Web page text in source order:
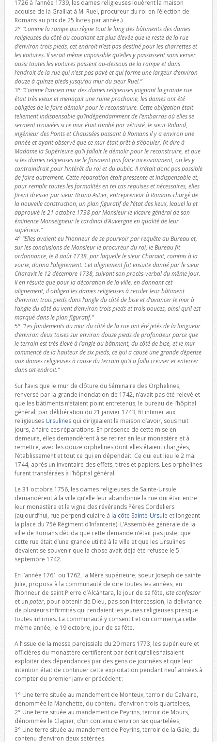
1726 à l’année 1739, les dames religieuses louèrent la maison
acquise de la Gralliat à M. Ruel, procureur du roi en l’élection de
Romans au prix de 25 livres par année.)
2° “Comme la rampe qui règne tout le long des bâtiments des dames
religieuses du côté du couchant est plus élevée que le reste de la rue
d’environ trois pieds, cet endroit n’est pas destiné pour les charrettes et
les voitures. Il serait même impossible qu’elles y passassent sans verser,
aussi toutes les voitures passent au-dessous de la rampe et dans
l’endroit de la rue qui n’est pas pavé et qui forme une largeur d’environ
douze à quinze pieds jusqu’au mur du sieur Ruel.”
3° “Comme l’ancien mur des dames religieuses joignant la grande rue
était très vieux et menaçait une ruine prochaine, les dames ont été
obligées de le faire démolir pour le reconstruire. Cette obligation était
tellement indispensable qu’indépendamment de l’embarras où elles se
seraient trouvées si ce mur était tombé par vétusté, le sieur Roland,
ingénieur des Ponts et Chaussées passant à Romans il y a environ une
année et ayant observé que ce mur était prêt à s’ébouler, fit dire à
Madame la Supérieure qu’il fallait le démolir pour le reconstruire, et que
si les dames religieuses ne le faisaient pas faire incessamment, on les y
contraindrait pour l’intérêt du roi et du public. Il n’était donc pas possible
de faire autrement. Cette réparation était pressente et indispensable et,
pour remplir toutes les formalités en tel cas requises et nécessaires, elles
firent dresser par sieur Bruno Astier, entrepreneur à Romans chargé de
la nouvelle construction, un plan figuratif de l’état des lieux, lequel lu et
approuvé le 21 octobre 1738 par Monsieur le vicaire général de son
éminence Monseigneur le cardinal d’Auvergne en qualité de leur
supérieur.”
4° “Elles avaient eu l’honneur de se pourvoir par requête au Bureau et,
sur les conclusions de Monsieur le procureur du roi, le Bureau fit
ordonnance, le 8 août 1738, par laquelle le sieur Charavit, commis à la
voirie, donna l’alignement. Cet alignement fut ensuite donné par le sieur
Charavit le 12 décembre 1738, suivant son procès-verbal du même jour.
Il en résulte que pour la décoration de la ville, en donnant cet
alignement, il obligea les dames religieuses à reculer leur bâtiment
d’environ trois pieds dans l’angle du côté de bise et d’avancer le mur à
l’angle du côté du vent d’environ trois pieds et trois pouces, ainsi qu’il est
marqué dans le plan figuratif.”
5° “Les fondements du mur du côté de la rue ont été jetés de la longueur
d’environ deux toises sur environ douze pieds de profondeur parce que
le terrain est très élevé à l’angle du bâtiment, du côté de bise, et le mur
commencé de la hauteur de six pieds, ce qui a causé une grande dépense
aux dames religieuses à cause du terrain qu’il a fallu creuser et enterrer
dans cet endroit.”
Sur l’avis que le mur de clôture du Séminaire des Orphelines,
renversé par la grande inondation de 1742, n’avait pas été relevé et
que les bâtiments n’étaient point entretenus, le bureau de l’hôpital
général, par délibération du 21 janvier 1743, fit intimer aux
religieuses Ursulinesqui dirigeaient la maison d’avoir, sous huit
jours, à faire ces réparations. En présence de cette mise en
demeure, elles demandèrent à se retirer en leur monastère et à
remettre, avec les douze orphelines dont elles étaient chargées,
l’établissement et tout ce qui en dépendait. Ce qui eut lieu le 2 mai
1744, après un inventaire des effets, titres et papiers. Les orphelines
furent transférées à l’hôpital général.
Le 31 octobre 1756, les dames religieuses de Sainte-Ursule
demandèrent à la ville qu’elle leur abandonne la rue qui était entre
leur monastère et la vigne des révérends Pères Cordeliers
(aujourd’hui, rue perpendiculaire à la côte Sainte-Ursule et longeant
la place du 75è Régiment d’Infanterie). L’Assemblée générale de la
ville de Romans décida que cette demande n’était pas juste, que
cette rue était d’une grande utilité à la ville et que les Ursulines
devaient se souvenir que la chose avait déjà été refusée le 5
septembre 1742.
En l’année 1761 ou 1762, la Mère supérieure, soeur Joseph de sainte
Julie, proposa à la communauté de dire toutes les années, en
l’honneur de saint Pierre d’Alcántara, le jour de sa fête, iste confessor
et un pater, pour obtenir de Dieu, pas son intercession, la délivrance
de plusieurs infirmités qui rendaient les jeunes religieuses presque
toutes infirmes. La communauté y consentit et on commença cette
même année, le 19 octobre, jour de sa fête.
A l’issue de la messe paroissiale du 20 mars 1773, les supérieure et
officières du monastère certifièrent par écrit qu’elles faisaient
exploiter des dépendances par des gens de journées et que leur
intention était de continuer cette exploitation pendant neuf années à
compter du premier janvier précédent :
1° Une terre située au mandement de Monteux, terroir du Calvaire,
dénommée la Manchette, du contenu d’environ trois quartelées,
2° Une terre située au mandement de Peyrins, terroir de Mours,
dénommée le Clapier, d’un contenu d’environ six quartelées,
3° Une terre située au mandement de Peyrins, terroir de la Gaie, du
contenu d’environ deux sétérées.